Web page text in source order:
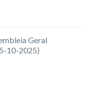
Geral
10-2025)